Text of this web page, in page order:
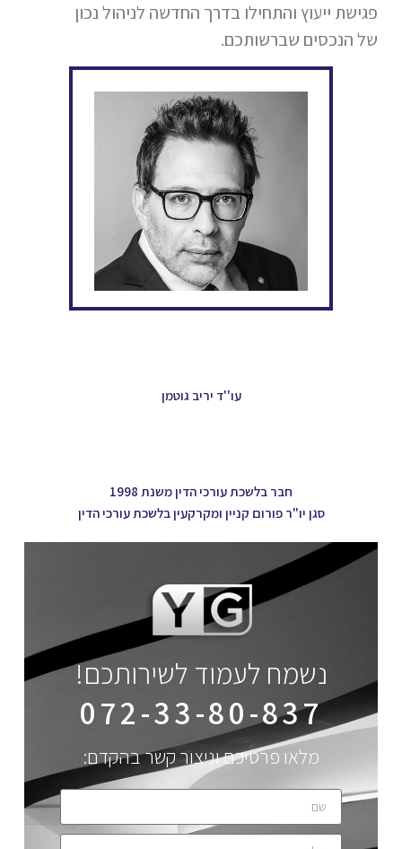
פגישת ייעוץ והתחילו בדרך החדשה לניהול נכון
של הנכסים שברשותכם.
עו''ד יריב גוטמן
חבר בלשכת עורכי הדין משנת 1998
סגן יו"ר פורום קניין ומקרקעין בלשכת עורכי הדין
נשמח לעמוד לשירותכם!
072-33-80-837
מלאו פרטיכם וניצור קשר בהקדם: